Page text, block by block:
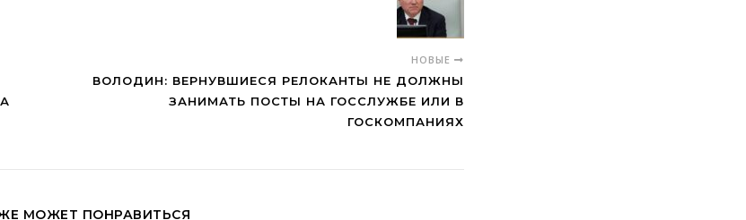
НОВЫЕ
ВОЛОДИН: ВЕРНУВШИЕСЯ РЕЛОКАНТЫ НЕ ДОЛЖНЫ
ЗАНИМАТЬ ПОСТЫ НА ГОССЛУЖБЕ ИЛИ В
ГОСКОМПАНИЯХ
МОЖЕТ ПОНРАВИТЬСЯ